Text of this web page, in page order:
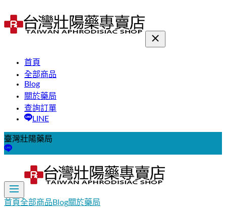
首頁
全部商品
Blog
關於藥局
查詢訂單
LINE
臺灣壯陽藥局
首頁全部商品 Blog關於藥局